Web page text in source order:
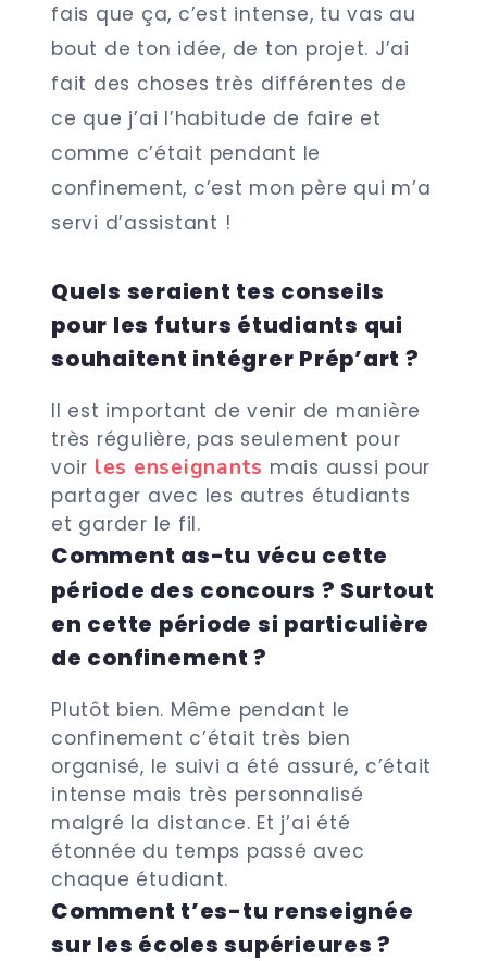
fais que ça, c’est intense, tu vas au
bout de ton idée, de ton projet. J’ai
fait des choses très différentes de
ce que j’ai l’habitude de faire et
comme c’était pendant le
confinement, c’est mon père qui m’a
servi d’assistant !
Quels seraient tes conseils
pour les futurs étudiants qui
souhaitent intégrer Prép’art ?
Il est important de venir de manière
très régulière, pas seulement pour
voir les enseignants mais aussi pour
partager avec les autres étudiants
et garder le fil.
Comment as-tu vécu cette
période des concours ? Surtout
en cette période si particulière
de confinement ?
Plutôt bien. Même pendant le
confinement c’était très bien
organisé, le suivi a été assuré, c’était
intense mais très personnalisé
malgré la distance. Et j’ai été
étonnée du temps passé avec
chaque étudiant.
Comment t’es-tu renseignée
sur les écoles supérieures ?